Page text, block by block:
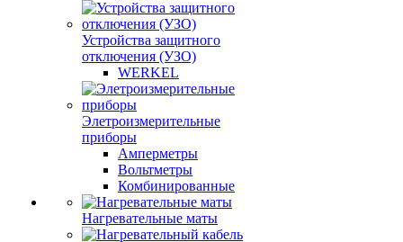
Устройства защитного
отключения (УЗО)
WERKEL
Элетроизмерительные
приборы
Амперметры
Вольтметры
Комбинированные
Нагревательные маты